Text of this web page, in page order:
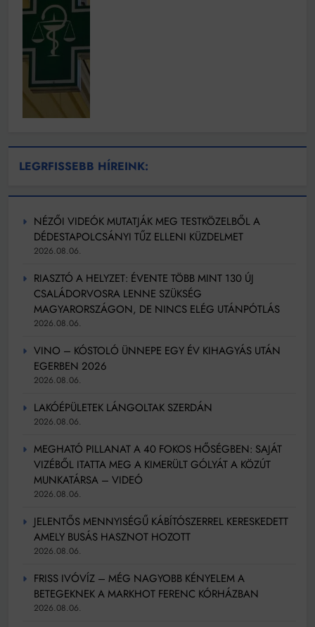
LEGRFISSEBB HÍREINK:
NÉZŐI VIDEÓK MUTATJÁK MEG TESTKÖZELBŐL A
DÉDESTAPOLCSÁNYI TŰZ ELLENI KÜZDELMET
2026.08.06.
RIASZTÓ A HELYZET: ÉVENTE TÖBB MINT 130 ÚJ
CSALÁDORVOSRA LENNE SZÜKSÉG
MAGYARORSZÁGON, DE NINCS ELÉG UTÁNPÓTLÁS
2026.08.06.
VINO – KÓSTOLÓ ÜNNEPE EGY ÉV KIHAGYÁS UTÁN
EGERBEN 2026
2026.08.06.
LAKÓÉPÜLETEK LÁNGOLTAK SZERDÁN
2026.08.06.
MEGHATÓ PILLANAT A 40 FOKOS HŐSÉGBEN: SAJÁT
VIZÉBŐL ITATTA MEG A KIMERÜLT GÓLYÁT A KÖZÚT
MUNKATÁRSA – VIDEÓ
2026.08.06.
JELENTŐS MENNYISÉGŰ KÁBÍTÓSZERREL KERESKEDETT
AMELY BUSÁS HASZNOT HOZOTT
2026.08.06.
FRISS IVÓVÍZ – MÉG NAGYOBB KÉNYELEM A
BETEGEKNEK A MARKHOT FERENC KÓRHÁZBAN
2026.08.06.